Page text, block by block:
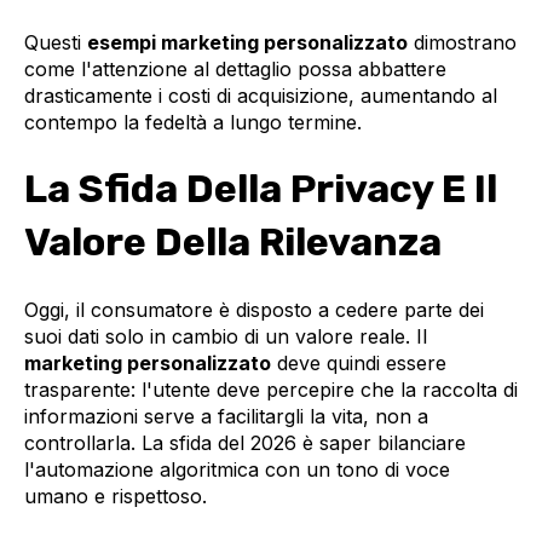
Questi esempi marketing personalizzato dimostrano
come l'attenzione al dettaglio possa abbattere
drasticamente i costi di acquisizione, aumentando al
contempo la fedeltà a lungo termine.
La Sfida Della Privacy E Il
Valore Della Rilevanza
Oggi, il consumatore è disposto a cedere parte dei
suoi dati solo in cambio di un valore reale. Il
marketing personalizzato deve quindi essere
trasparente: l'utente deve percepire che la raccolta di
informazioni serve a facilitargli la vita, non a
controllarla. La sfida del 2026 è saper bilanciare
l'automazione algoritmica con un tono di voce
umano e rispettoso.